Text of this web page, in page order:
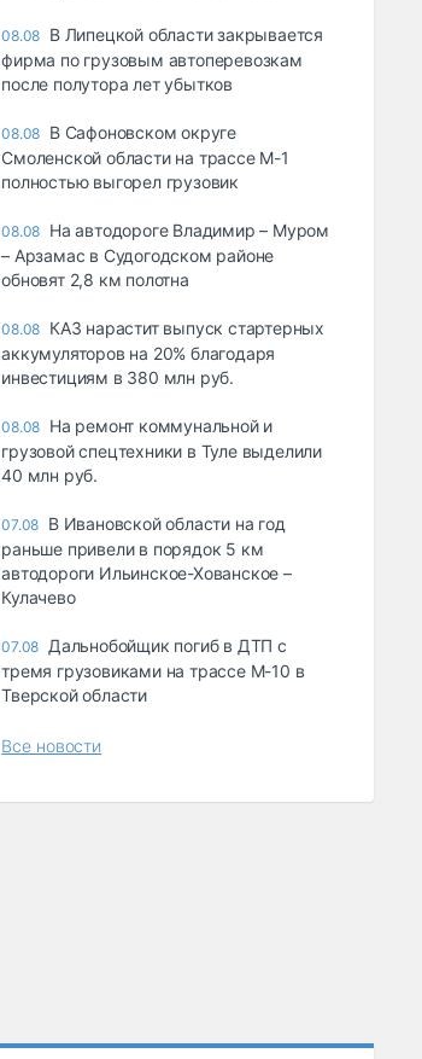
08.08 В Липецкой области закрывается
фирма по грузовым автоперевозкам
после полутора лет убытков
08.08 В Сафоновском округе
Смоленской области на трассе М-1
полностью выгорел грузовик
08.08 На автодороге Владимир – Муром
– Арзамас в Судогодском районе
обновят 2,8 км полотна
08.08 КАЗ нарастит выпуск стартерных
аккумуляторов на 20% благодаря
инвестициям в 380 млн руб.
08.08 На ремонт коммунальной и
грузовой спецтехники в Туле выделили
40 млн руб.
07.08 В Ивановской области на год
раньше привели в порядок 5 км
автодороги Ильинское-Хованское –
Кулачево
07.08 Дальнобойщик погиб в ДТП с
тремя грузовиками на трассе М-10 в
Тверской области
Все новости